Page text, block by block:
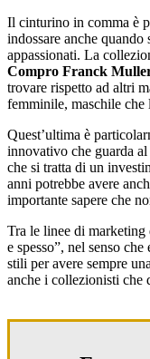
Il cinturino in comma è
indossare anche
appassionati. La
Compro Franck
trovare rispetto ad altri
femminile, maschile che
Quest’ultima è
innovativo che guarda
che si tratta di un
anni potrebbe avere
importante sapere che
Tra le linee di
e spesso”, nel senso
stili per avere sempre
anche i collezionisti che